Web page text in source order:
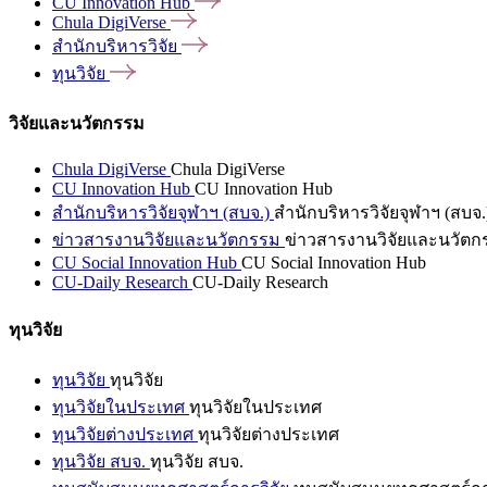
Chula DigiVerse
สำนักบริหารวิจัย
ทุนวิจัย
วิจัยและนวัตกรรม
Chula DigiVerse Chula DigiVerse
CU Innovation Hub CU Innovation Hub
สำนักบริหารวิจัยจุฬาฯ (สบจ.) สำนักบริหารวิจัยจุฬาฯ (สบจ
ข่าวสารงานวิจัยและนวัตกรรม ข่าวสารงานวิจัยและนวัตก
CU Social Innovation Hub CU Social Innovation Hub
CU-Daily Research CU-Daily Research
ทุนวิจัย
ทุนวิจัย ทุนวิจัย
ทุนวิจัยในประเทศ ทุนวิจัยในประเทศ
ทุนวิจัยต่างประเทศ ทุนวิจัยต่างประเทศ
ทุนวิจัย สบจ. ทุนวิจัย สบจ.